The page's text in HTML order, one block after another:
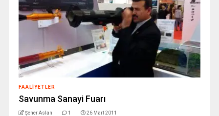
FAALIYETLER
Savunma Sanayi Fuarı
Şener Aslan 1 26 Mart 2011